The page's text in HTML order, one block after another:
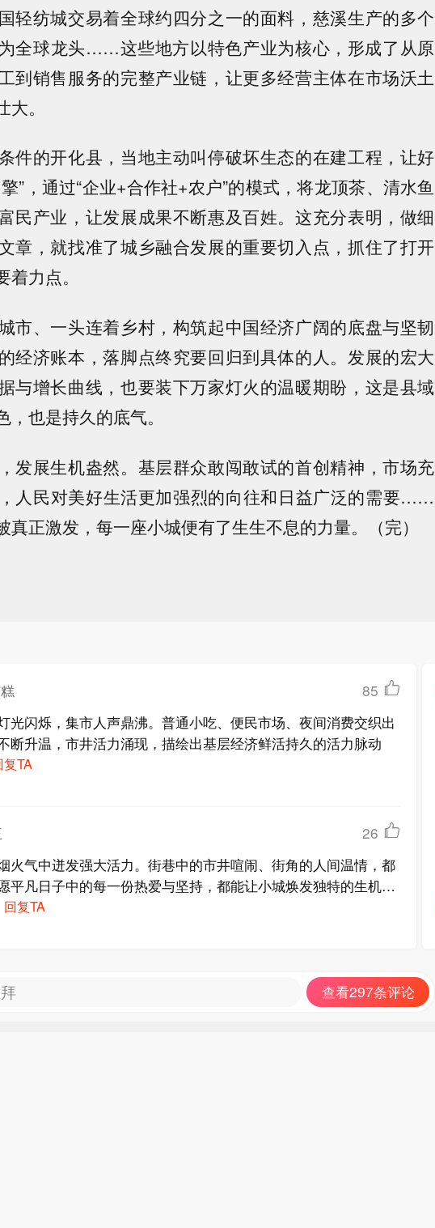
轻纺城交易着全球约四分之一的面料，慈溪生产的多个
全球龙头……这些地方以特色产业为核心，形成了从原
到销售服务的完整产业链，让更多经营主体在市场沃土
。
的开化县，当地主动叫停破坏生态的在建工程，让好
”，通过“企业+合作社+农户”的模式，将龙顶茶、清水鱼
民产业，让发展成果不断惠及百姓。这充分表明，做细
章，就找准了城乡融合发展的重要切入点，抓住了打开
力点。
、一头连着乡村，构筑起中国经济广阔的底盘与坚韧
经济账本，落脚点终究要回归到具体的人。发展的宏大
与增长曲线，也要装下万家灯火的温暖期盼，这是县域
也是持久的底气。
展生机盎然。基层群众敢闯敢试的首创精神，市场充
人民对美好生活更加强烈的向往和日益广泛的需要……
真正激发，每一座小城便有了生生不息的力量。（完）
85
光闪烁，集市人声鼎沸。普通小吃、便民市场、夜间消费交织出
断升温，市井活力涌现，描绘出基层经济鲜活持久的活力脉动
复TA
26
火气中迸发强大活力。街巷中的市井喧闹、街角的人间温情，都
平凡日子中的每一份热爱与坚持，都能让小城焕发独特的生机与
生活的人
回复TA
查看297条评论